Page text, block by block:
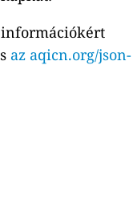
információkért
az aqicn.org/json-